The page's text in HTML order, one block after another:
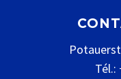
Tél.: